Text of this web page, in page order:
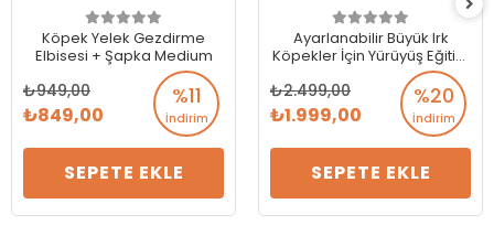
Köpek Yelek Gezdirme
Elbisesi + Şapka Medium
%11
İndirim
949,00
849,00
SEPETE EKLE
Ayarlanabilir Büyük Irk
Köpekler İçin Yürüyüş Eğitim
Bel Tasması XLarge
%20
İndirim
2.499,00
1.999,00
SEPETE EKLE